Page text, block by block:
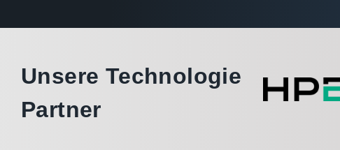
Unsere Technologie
Partner